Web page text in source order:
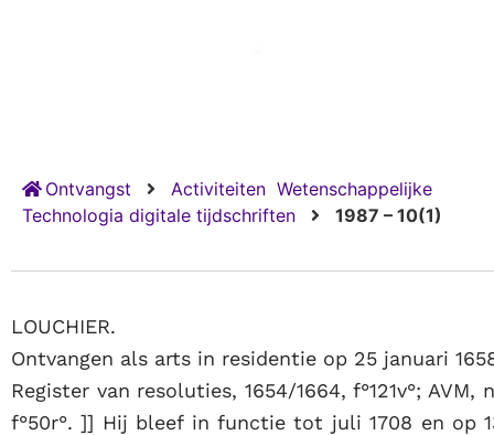
Ontvangst Activiteiten Wetenschappelijke
Technologia digitale tijdschriften
1987 – 10(1)
LOUCHIER.
Ontvangen als arts in residentie op 25 januari
Register van resoluties, 1654/1664, f°121v°;
f°50r°. ]] Hij bleef in functie tot juli 1708 en op